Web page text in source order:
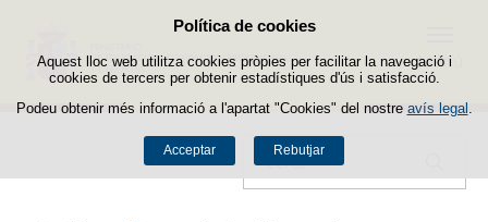
Política de cookies
Aquest lloc web utilitza cookies pròpies per facilitar la navegació i
cookies de tercers per obtenir estadístiques d'ús i satisfacció.
Podeu obtenir més informació a l'apartat "Cookies" del nostre avís legal
Acceptar Rebutjar
Passar al contingut
Cercador
Menú